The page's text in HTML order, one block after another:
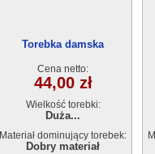
Torebka damska
Cena netto:
44,00 zł
Wielkość torebki:
Duża...
Materiał dominujący torebek:
Dobry materiał